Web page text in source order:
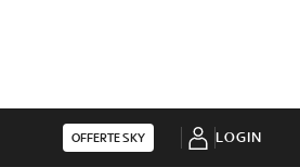
OFFERTE SKY LOGIN